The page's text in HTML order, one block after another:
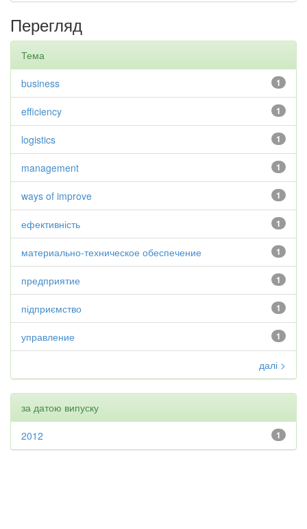
Перегляд
Тема
1
business
1
efficiency
1
logistics
1
management
1
ways of improve
1
ефективність
1
материально-техническое обеспечение
1
предприятие
1
підприємство
1
управление
далі >
за датою випуску
1
2012